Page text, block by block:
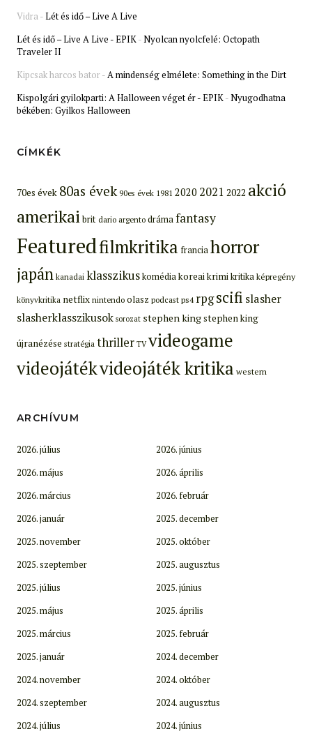
Vidra-Lét és idő – Live A Live
Lét és idő – Live A Live - EPIK-Nyolcan nyolcfelé: Octopath
Traveler II
Kipcsak harcos bator-A mindenség elmélete: Something in the Dirt
Kispolgári gyilokparti: A Halloween véget ér - EPIK-Nyugodhatna
békében: Gyilkos Halloween
CÍMKÉK
70es évek 80as évek 90es évek 1981 2020 2021 2022 akció
amerikaibrit dario argento drámafantasy
Featuredfilmkritika franciahorror
japán kanadai klasszikuskomédiakoreaikrimikritikaképregény
könyvkritika netflix nintendo olasz podcast ps4 rpgscifi slasher
slasherklasszikusok sorozat stephen kingstephen king
újranézése stratégia thriller TV videogame
videojátékvideojáték kritika western
ARCHÍVUM
2026. július
2026. június
2026. május
2026. április
2026. március
2026. február
2026. január
2025. december
2025. november
2025. október
2025. szeptember
2025. augusztus
2025. július
2025. június
2025. május
2025. április
2025. március
2025. február
2025. január
2024. december
2024. november
2024. október
2024. szeptember
2024. augusztus
2024. július
2024. június